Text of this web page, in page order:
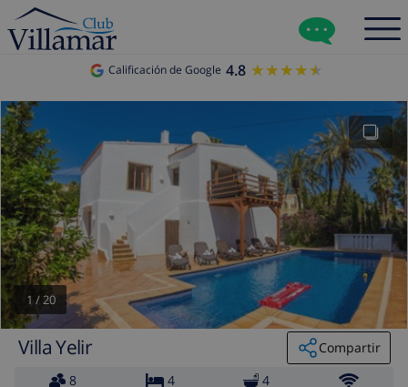
Calificación de Google 4.8 ★★★★★
★★★★★
1 /20
Villa Yelir
Compartir
8
4 4